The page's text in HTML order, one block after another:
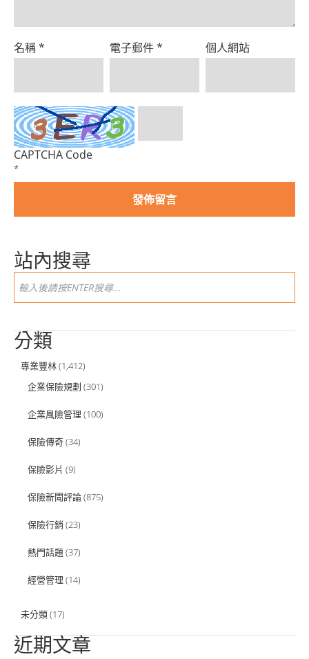
名稱* 電子郵件* 個人網站
CAPTCHA Code
*
站內搜尋
分類
專業豐林(1,412)
企業保險規劃 (301)
企業風險管理 (100)
保險傳奇(34)
保險影片 (9)
保險新聞評論(875)
保險行銷 (23)
熱門話題(37)
經營管理 (14)
未分類(17)
近期文章